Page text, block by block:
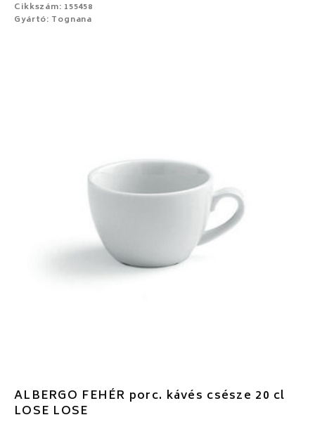
Cikkszám: 155458
Gyártó: Tognana
ALBERGO FEHÉR porc. kávés csésze 20 cl
LOSE LOSE